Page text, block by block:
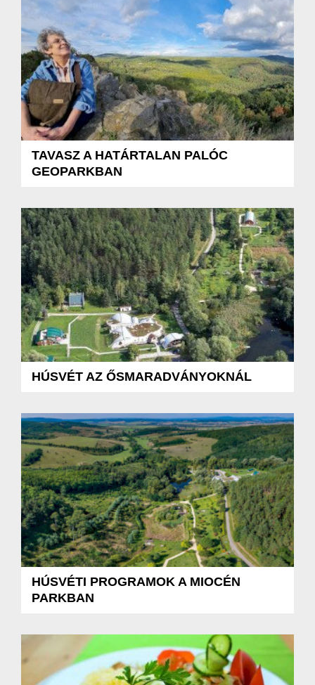
TAVASZ A HATÁRTALAN PALÓC
GEOPARKBAN
HÚSVÉT AZ ŐSMARADVÁNYOKNÁL
HÚSVÉTI PROGRAMOK A MIOCÉN
PARKBAN